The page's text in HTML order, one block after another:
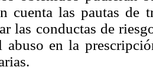
cuenta las pautas de
las conductas de
abuso en la